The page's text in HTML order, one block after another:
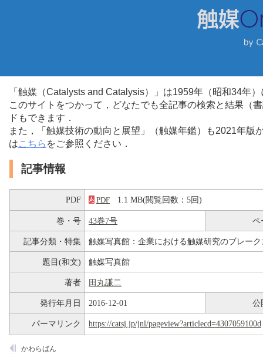
「触媒（Catalysts and Catalysis）」は1959年（昭和34年
このサイトをつかって，どなたでも全記事の検索と結果（
ドもできます．
また，「触媒技術の動向と展望」（触媒年鑑）も2021年
はこちら をご参照ください．
記事情報
PDF PDF 1.1 MB(閲覧回数：5回)
巻・号 43巻7号 ペ
記事分類・特集 触媒写真館：企業における触媒研究のブレー
題目(和文) 触媒写真館
著者 田丸謙二
発行年月日 2016-12-01 公
パーマリンク https://catsj.jp/jnl/pageview?articlecd=4307059100d
かわらばん